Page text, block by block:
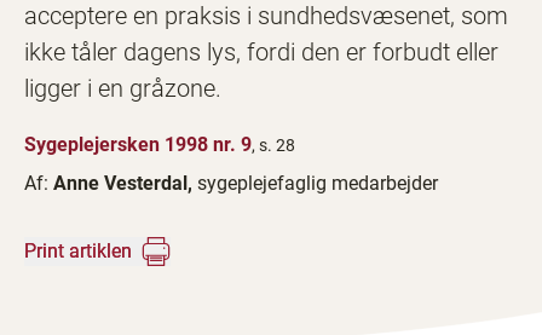
acceptere en praksis i sundhedsvæsenet, som
ikke tåler dagens lys, fordi den er forbudt eller
ligger i en gråzone.
Sygeplejersken 1998 nr. 9, s. 28
Af: Anne Vesterdal, sygeplejefaglig medarbejder
Print artiklen